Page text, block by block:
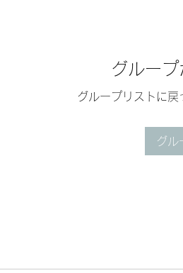
グルー
グループリストに
グル